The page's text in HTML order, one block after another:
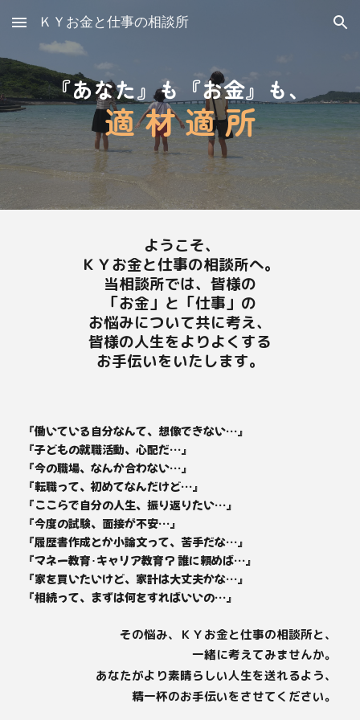
Skip to main content Skip to navigation
ＫＹお金と仕事の相談所
『あなた』も『お金』も、
適 材 適 所
ようこそ、
ＫＹお金と仕事の相談所へ。
当相談所では、皆様の
「お金」と「仕事」の
お悩みについて共に考え、
皆様の人生をよりよくする
お手伝いをいたします。
『働いている自分なんて、想像できない…』
『子どもの就職活動、心配だ…』
『今の職場、なんか合わない…』
『転職って、初めてなんだけど…』
『ここらで自分の人生、振り返りたい…』
『今度の試験、面接が不安…』
『履歴書作成とか小論文って、苦手だな…』
『マネー教育･キャリア教育？ 誰に頼めば…』
『家を買いたいけど、家計は大丈夫かな…』
『相続って、まずは何をすればいいの…』
その悩み、ＫＹお金と仕事の相談所と、
一緒に考えてみませんか。
あなたがより素晴らしい人生を送れるよう、
精一杯のお手伝いをさせてください。